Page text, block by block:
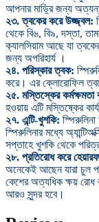
আপনার মাড়ি্র জন্য
২৩. ত্বকের করে উজ্জ্বল:
থেকে বি৬, বি৯, দস্তা,
ক্যালসিয়াম আছে যা
জন্য অপরিহার্য ।
২৪. পরিস্কার ত্বক:
করে। এর ক্লোরোফিল
২৫. মস্তিস্কের কর্মক্ষমতা
হওয়ায় এটি মস্তিষ্কের
২৭. এন্টি-খুশকি:
স্পিরুলিনার মধ্যে
সপ্তাহে খুশকি থেকে
২৮. প্রতিরোধ করে
অনেকেই আছেন যারা চুল
কেশের অত্যধিক ক্ষয় রোধ
আরও সুন্দর হবে।